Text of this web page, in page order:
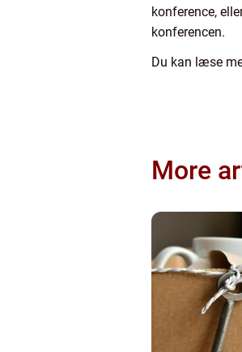
konference,
konferencen.
Du kan læse
More